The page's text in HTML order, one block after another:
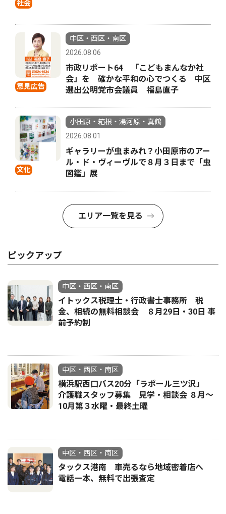
社会
意見広告
中区・西区・南区
2026.08.06
市政リポート64 「こどもまんなか社
会」を 確かな平和の心でつくる 中区
選出公明党市会議員 福島直子
文化
小田原・箱根・湯河原・真鶴
2026.08.01
ギャラリーが虫まみれ？小田原市のアー
ル・ド・ヴィーヴルで８月３日まで「虫
図鑑」展
エリア一覧を見る
ピックアップ
中区・西区・南区
イトックス税理士・行政書士事務所 税
金、相続の無料相談会 ８月29日・30日 事
前予約制
中区・西区・南区
横浜駅西口バス20分「ラポール三ツ沢」
介護職スタッフ募集 見学・相談会 ８月〜
10月第３水曜・最終土曜
中区・西区・南区
タックス港南 車売るなら地域密着店へ
電話一本、無料で出張査定